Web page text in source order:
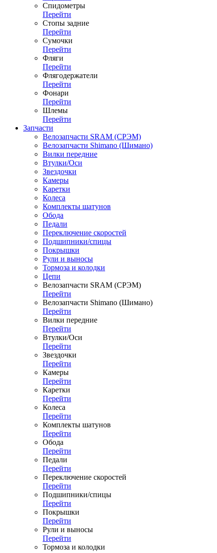
Спидометры
Перейти
Стопы задние
Перейти
Сумочки
Перейти
Фляги
Перейти
Флягодержатели
Перейти
Фонари
Перейти
Шлемы
Перейти
Запчасти
Велозапчасти SRAM (СРЭМ)
Велозапчасти Shimano (Шимано)
Вилки передние
Втулки/Оси
Звездочки
Камеры
Каретки
Колеса
Комплекты шатунов
Обода
Педали
Переключение скоростей
Подшипники/спицы
Покрышки
Рули и выносы
Тормоза и колодки
Цепи
Велозапчасти SRAM (СРЭМ)
Перейти
Велозапчасти Shimano (Шимано)
Перейти
Вилки передние
Перейти
Втулки/Оси
Перейти
Звездочки
Перейти
Камеры
Перейти
Каретки
Перейти
Колеса
Перейти
Комплекты шатунов
Перейти
Обода
Перейти
Педали
Перейти
Переключение скоростей
Перейти
Подшипники/спицы
Перейти
Покрышки
Перейти
Рули и выносы
Перейти
Тормоза и колодки